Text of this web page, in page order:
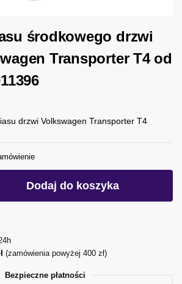
środkowego drzwi
Transporter T4 od
drzwi Volkswagen Transporter T4
Dodaj do koszyka
(zamówienia powyżej 400 zł)
Bezpieczne płatności